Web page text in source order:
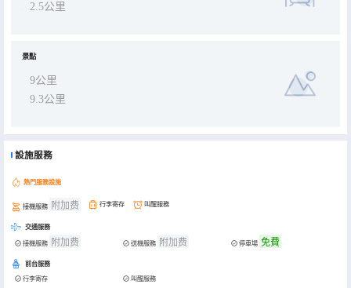
2.5公里
景點
9公里
9.3公里
設施服務
熱門服務設施
接機服務 附加费 行李寄存 叫醒服務
交通服務
接機服務 附加费 送機服務 附加费 停車場 免費
前台服務
行李寄存 叫醒服務